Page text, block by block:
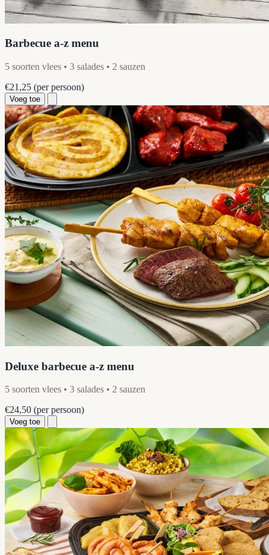
Barbecue a-z menu
5 soorten vlees • 3 salades • 2 sauzen
€21,25 (per persoon)
Voeg toe
Deluxe barbecue a-z menu
5 soorten vlees • 3 salades • 2 sauzen
€24,50 (per persoon)
Voeg toe